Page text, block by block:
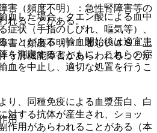
した場合、クエン酸による血中
症状（手指のしびれ、嘔気等）、
ことがある（輸血開始後は適宜患
を測定するとともに、これらの症
血を中止し、適切な処置を行うこ
り、同種免疫による血漿蛋白、白
対する抗体が産生され、ショッ
作用があらわれることがある（本
害（頻度不明）：急性腎障害等の
れることがある。
（頻度不明）：著しいＡＳＴ上
う肝機能障害があらわれることが
用